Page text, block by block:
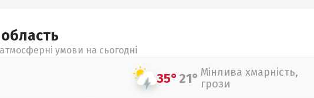
область
умови на сьогодні
35°21° Мінлива хмарність,
грози